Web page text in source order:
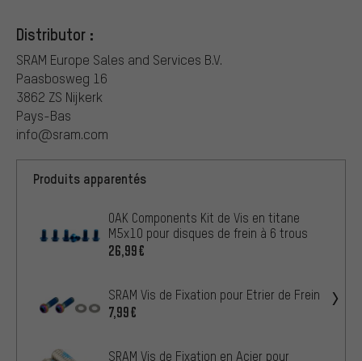
Distributor :
SRAM Europe Sales and Services B.V.
Paasbosweg 16
3862 ZS Nijkerk
Pays-Bas
info@sram.com
Produits apparentés
OAK Components Kit de Vis en titane
M5x10 pour disques de frein à 6 trous
26,99€
SRAM Vis de Fixation pour Etrier de Frein
7,99€
SRAM Vis de Fixation en Acier pour